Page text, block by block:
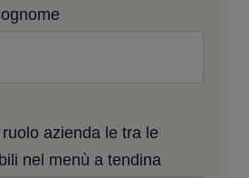
azienda le tra le
nel menù a tendina